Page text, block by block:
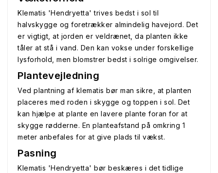
Klematis 'Hendryetta' trives bedst i sol til
halvskygge og foretrækker almindelig havejord. Det
er vigtigt, at jorden er veldrænet, da planten ikke
tåler at stå i vand. Den kan vokse under forskellige
lysforhold, men blomstrer bedst i solrige omgivelser.
Plantevejledning
Ved plantning af klematis bør man sikre, at planten
placeres med roden i skygge og toppen i sol. Det
kan hjælpe at plante en lavere plante foran for at
skygge rødderne. En planteafstand på omkring 1
meter anbefales for at give plads til vækst.
Pasning
Klematis 'Hendryetta' bør beskæres i det tidlige